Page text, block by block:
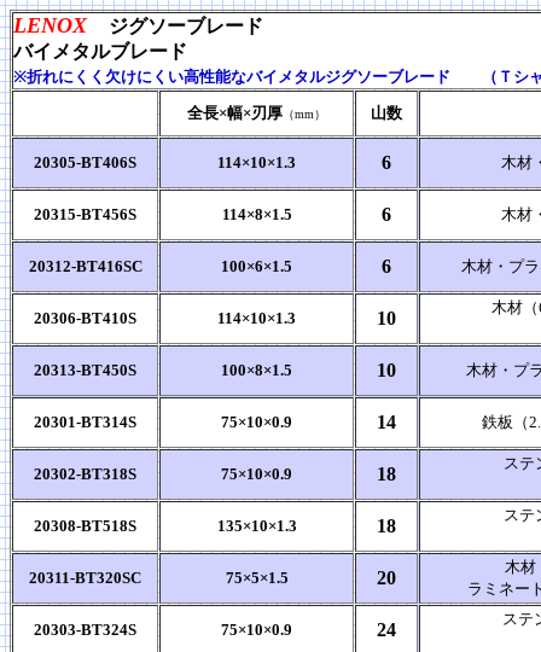
LENOX
ジグソーブレード
バイメタルブレード
※折れにくく欠けにくい高性能なバイメタルジグソーブレード （Ｔシ
全長×幅×刃厚 （mm） 山数
20305-BT406S 114×10×1.3 6 木材
20315-BT456S 114×8×1.5 6 木材
20312-BT416SC 100×6×1.5 6 木材・プ
20306-BT410S 114×10×1.3 10
木材
20313-BT450S 100×8×1.5 10 木材・プ
20301-BT314S 75×10×0.9 14 鉄板（
20302-BT318S 75×10×0.9 18
ステ
20308-BT518S 135×10×1.3 18
ステ
20311-BT320SC 75×5×1.5 20
木材
ラミネー
20303-BT324S 75×10×0.9 24
ステ